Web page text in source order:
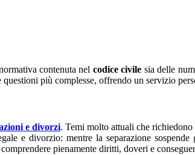
contenuta nel codice civile sia delle
più complesse, offrendo un servizio
e divorzi. Temi molto attuali che
e divorzio: mentre la separazione
pienamente diritti, doveri e